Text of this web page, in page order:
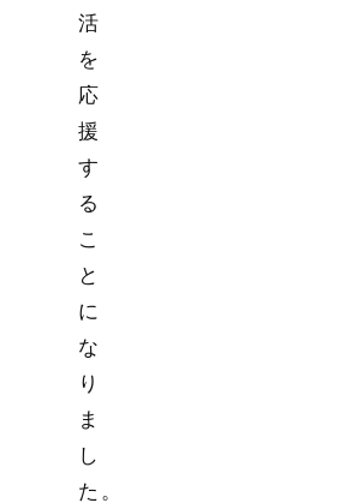
活
を
応
援
す
る
こ
と
に
な
り
ま
し
た。